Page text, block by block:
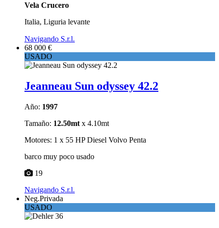
Vela Crucero
Italia, Liguria levante
Navigando S.r.l.
68 000 €
USADO
Jeanneau Sun odyssey 42.2
Año: 1997
Tamaño: 12.50mt x 4.10mt
Motores: 1 x 55 HP Diesel Volvo Penta
barco muy poco usado
19
Navigando S.r.l.
Neg.Privada
USADO